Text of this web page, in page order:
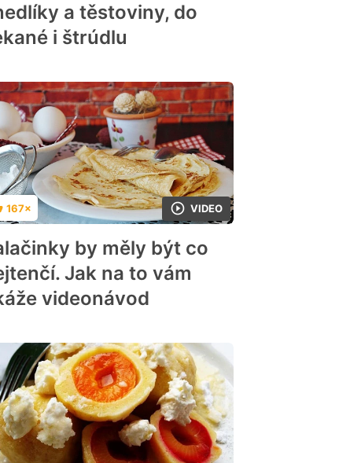
a těstoviny, do
i štrúdlu
VIDEO
167×
by měly být co
Jak na to vám
videonávod